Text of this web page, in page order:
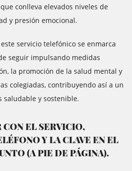
conlleva elevados niveles de
y presión emocional.
servicio telefónico se enmarca
seguir impulsando medidas
la promoción de la salud mental y
colegiadas, contribuyendo así a un
saludable y sostenible.
CON EL SERVICIO,
Y LA CLAVE EN EL
(A PIE DE PÁGINA).